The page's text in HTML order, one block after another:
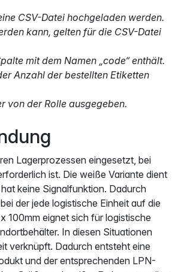
CSV-Datei hochgeladen werden.
kann, gelten für die CSV-Datei
mit dem Namen „code“ enthält.
Anzahl der bestellten Etiketten
von der Rolle ausgegeben.
Lagerprozessen eingesetzt, bei
ist. Die weiße Variante dient
keine Signalfunktion. Dadurch
der jede logistische Einheit auf die
100mm eignet sich für logistische
In diesen Situationen
verknüpft. Dadurch entsteht eine
und der entsprechenden LPN-